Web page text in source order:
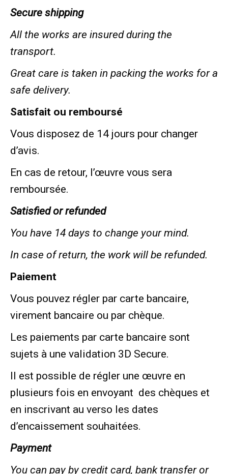
Secure shipping
All the works are insured during the
transport.
Great care is taken in packing the works for a
safe delivery.
Satisfait ou remboursé
Vous disposez de 14 jours pour changer
d’avis.
En cas de retour, l’œuvre vous sera
remboursée.
Satisfied or refunded
You have 14 days to change your mind.
In case of return, the work will be refunded.
Paiement
Vous pouvez régler par carte bancaire,
virement bancaire ou par chèque.
Les paiements par carte bancaire sont
sujets à une validation 3D Secure.
Il est possible de régler une œuvre en
plusieurs fois en envoyant des chèques et
en inscrivant au verso les dates
d’encaissement souhaitées.
Payment
You can pay by credit card, bank transfer or